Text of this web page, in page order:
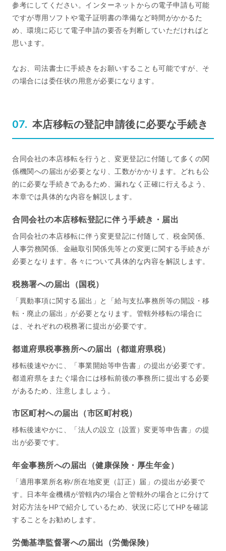
参考にしてください。インターネットからの電子申請も可能
ですが専用ソフトや電子証明書の準備など時間がかかるた
め、環境に応じて電子申請の要否を判断していただければと
思います。
なお、司法書士に手続きをお願いすることも可能ですが、そ
の場合には委任状の用意が必要になります。
本店移転の登記申請後に必要な手続き
合同会社の本店移転を行うと、変更登記に付随して多くの関
係機関への届出が必要となり、工数がかかります。どれも公
的に必要な手続きであるため、漏れなく正確に行えるよう、
本章では具体的な内容を解説します。
合同会社の本店移転登記に伴う手続き・届出
合同会社の本店移転に伴う変更登記に付随して、税金関係、
人事労務関係、金融取引関係先等との変更に関する手続きが
必要となります。各々について具体的な内容を解説します。
税務署への届出（国税）
「異動事項に関する届出」と「給与支払事務所等の開設・移
転・廃止の届出」が必要となります。管轄外移転の場合に
は、それぞれの税務署に提出が必要です。
都道府県税事務所への届出（都道府県税）
移転後速やかに、「事業開始等申告書」の提出が必要です。
都道府県をまたぐ場合には移転前後の事務所に提出する必要
があるため、注意しましょう。
市区町村への届出（市区町村税）
移転後速やかに、「法人の設立（設置）変更等申告書」の提
出が必要です。
年金事務所への届出（健康保険・厚生年金）
「適用事業所名称/所在地変更（訂正）届」の提出が必要で
す。日本年金機構が管轄内の場合と管轄外の場合とに分けて
対応方法をHPで紹介しているため、状況に応じてHPを確認
することをお勧めします。
労働基準監督署への届出（労働保険）